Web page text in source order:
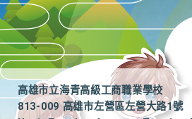
高雄市立海青高級工商職業學校
813-009 高雄市左營區左營大路1號